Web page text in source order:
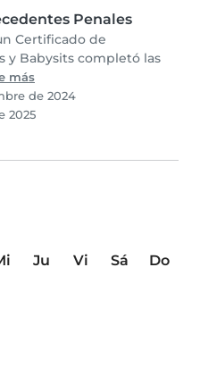
Penales
Certificado de
y Babysits completó las
más
de 2024
2025
Ju Vi Sá
Do